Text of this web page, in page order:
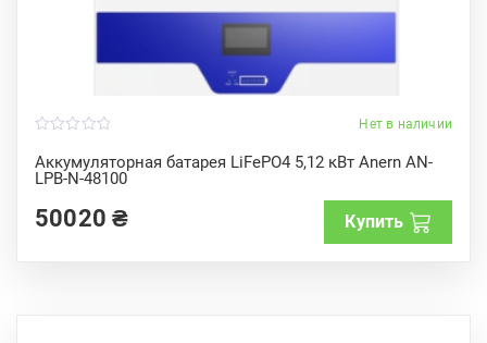
Нет в наличии
Аккумуляторная батарея LiFePO4 5,12 кВт Anern AN-
LPB-N-48100
o
u
t
f
5
50020₴ Купить